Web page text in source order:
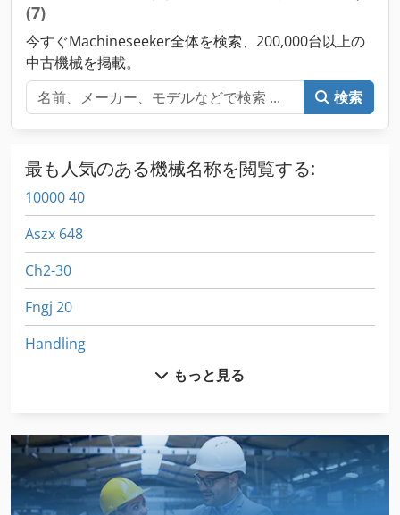
(7)
今すぐMachineseeker全体を検索、200,000台以上の
中古機械を掲載。
検索
最も人気のある機械名称を閲覧する:
10000 40
Aszx 648
Ch2-30
Fngj 20
Handling
International 433
International 510
もっと見る